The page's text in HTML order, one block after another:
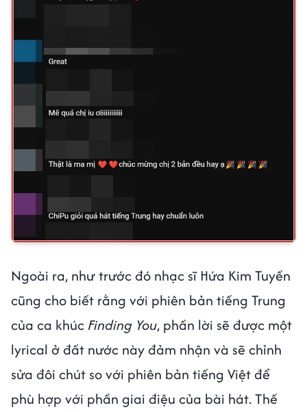
Ngoài ra, như trước đó nhạc sĩ Hứa Kim Tuyền
cũng cho biết rằng với phiên bản tiếng Trung
của ca khúc Finding You, phần lời sẽ được một
lyrical ở đất nước này đảm nhận và sẽ chỉnh
sửa đôi chút so với phiên bản tiếng Việt để
phù hợp với phần giai điệu của bài hát. Thế